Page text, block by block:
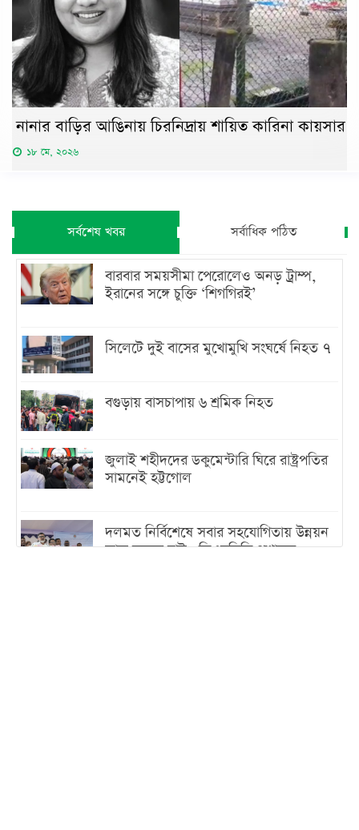
নানার বাড়ির আঙিনায় চিরনিদ্রায় শায়িত কারিনা কায়সার
১৮ মে, ২০২৬
সর্বশেষ খবর সর্বাধিক পঠিত
বারবার সময়সীমা পেরোলেও অনড় ট্রাম্প,
ইরানের সঙ্গে চুক্তি ‘শিগগিরই’
সিলেটে দুই বাসের মুখোমুখি সংঘর্ষে নিহত ৭
বগুড়ায় বাসচাপায় ৬ শ্রমিক নিহত
জুলাই শহীদদের ডকুমেন্টারি ঘিরে রাষ্ট্রপতির
সামনেই হট্টগোল
দলমত নির্বিশেষে সবার সহযোগিতায় উন্নয়ন
কাজ করতে চাই : ডিএনসিসি প্রশাসক